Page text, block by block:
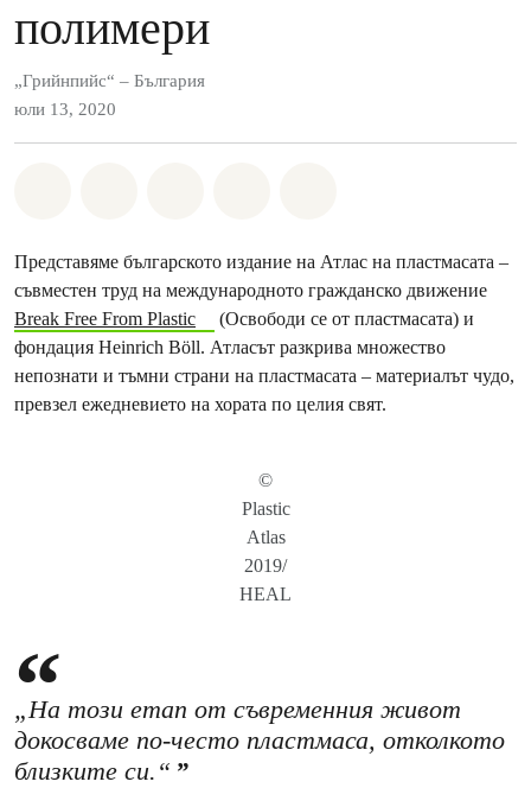
полимери
„Грийнпийс“ – България
юли 13, 2020
Представяме българското издание на Атлас на пластмасата –
съвместен труд на международното гражданско движение
Break Free From Plastic
(Освободи се от пластмасата) и
фондация Heinrich Böll. Атласът разкрива множество
непознати и тъмни страни на пластмасата – материалът чудо,
превзел ежедневието на хората по целия свят.
©
Plastic
Atlas
2019/
HEAL
„На този етап от съвременния живот
докосваме по-често пластмаса, отколкото
близките си.“